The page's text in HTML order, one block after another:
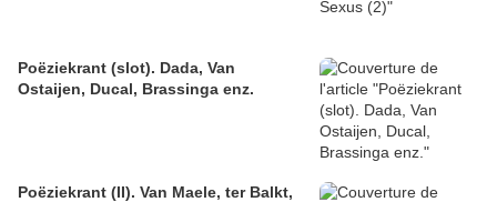
Poëziekrant (slot). Dada, Van
Ostaijen, Ducal, Brassinga enz.
Poëziekrant (II). Van Maele, ter Balkt,